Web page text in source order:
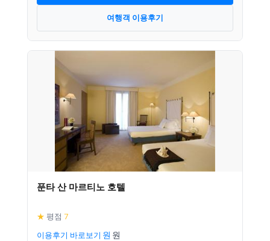
여행객 이용후기
푼타 산 마르티노 호텔
★ 평점 7
이용후기 바로보기